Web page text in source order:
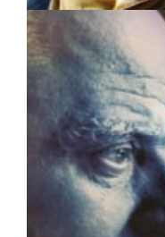
ΠΟΛΙΤΙΣΜΟΣ 05/08/
Η Marko
Αριστοτέλεια